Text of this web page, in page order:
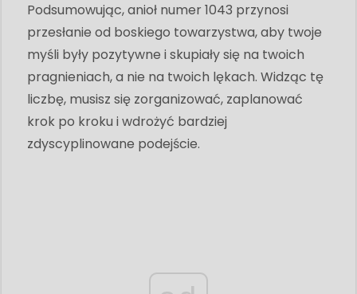
Podsumowując, anioł numer 1043 przynosi
przesłanie od boskiego towarzystwa, aby twoje
myśli były pozytywne i skupiały się na twoich
pragnieniach, a nie na twoich lękach. Widząc tę ​​
liczbę, musisz się zorganizować, zaplanować
krok po kroku i wdrożyć bardziej
zdyscyplinowane podejście.